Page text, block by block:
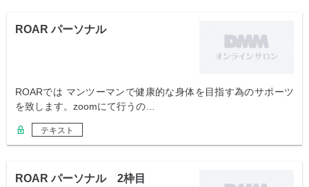
ROAR パーソナル
ROARでは マンツーマンで健康的な身体を目指す為のサポーツ
を致します。zoomにて行うの…
テキスト
ROAR パーソナル 2枠目